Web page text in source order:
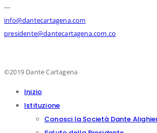
—
info@dantecartagena.com
presidente@dantecartagena.com.co
©2019 Dante Cartagena
Inizio
Istituzione
Conosci la Società Dante